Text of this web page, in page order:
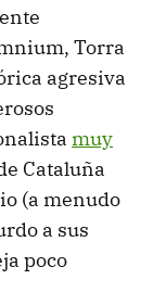
Torra
agresiva
muy
Cataluña
(a menudo
a sus
poco